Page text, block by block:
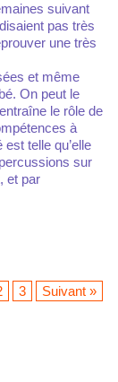
suivant
pas très
une très
et même
On peut le
le rôle de
à
telle qu’elle
sur
et par
3 Suivant »